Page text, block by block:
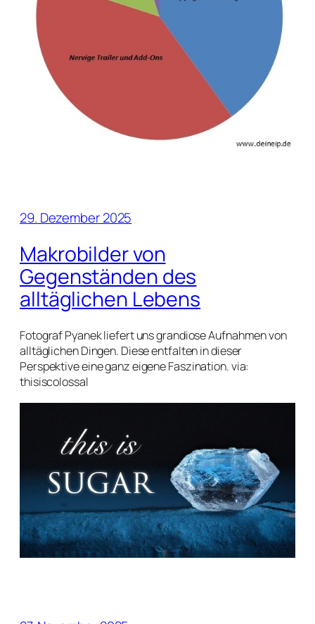
29. Dezember 2025
Makrobilder von
Gegenständen des
alltäglichen Lebens
Fotograf Pyanek liefert uns grandiose Aufnahmen von
alltäglichen Dingen. Diese entfalten in dieser
Perspektive eine ganz eigene Faszination. via:
thisiscolossal